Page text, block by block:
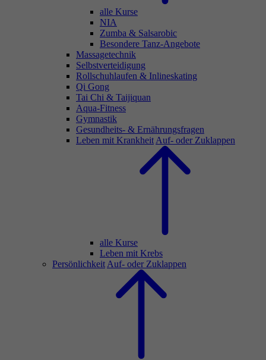
alle Kurse
NIA
Zumba & Salsarobic
Besondere Tanz-Angebote
Massagetechnik
Selbstverteidigung
Rollschuhlaufen & Inlineskating
Qi Gong
Tai Chi & Taijiquan
Aqua-Fitness
Gymnastik
Gesundheits- & Ernährungsfragen
Leben mit Krankheit Auf- oder Zuklappen
alle Kurse
Leben mit Krebs
Persönlichkeit Auf- oder Zuklappen